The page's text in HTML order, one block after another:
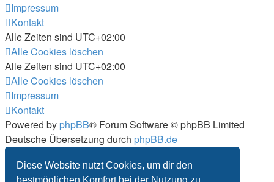
Diese Website nutzt Cookies, um dir den
bestmöglichen Komfort bei der Nutzung zu
Impressum
Kontakt
Alle Zeiten sind UTC+02:00
Alle Cookies löschen
Alle Zeiten sind UTC+02:00
Alle Cookies löschen
Impressum
Kontakt
Powered by phpBB® Forum Software © phpBB Limited
Deutsche Übersetzung durch phpBB.de
Datenschutz